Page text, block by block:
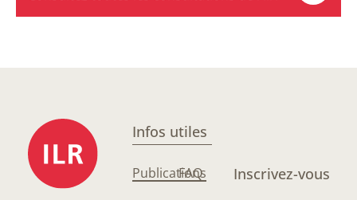
Infos utiles
Publications
FAQ Inscrivez-vous